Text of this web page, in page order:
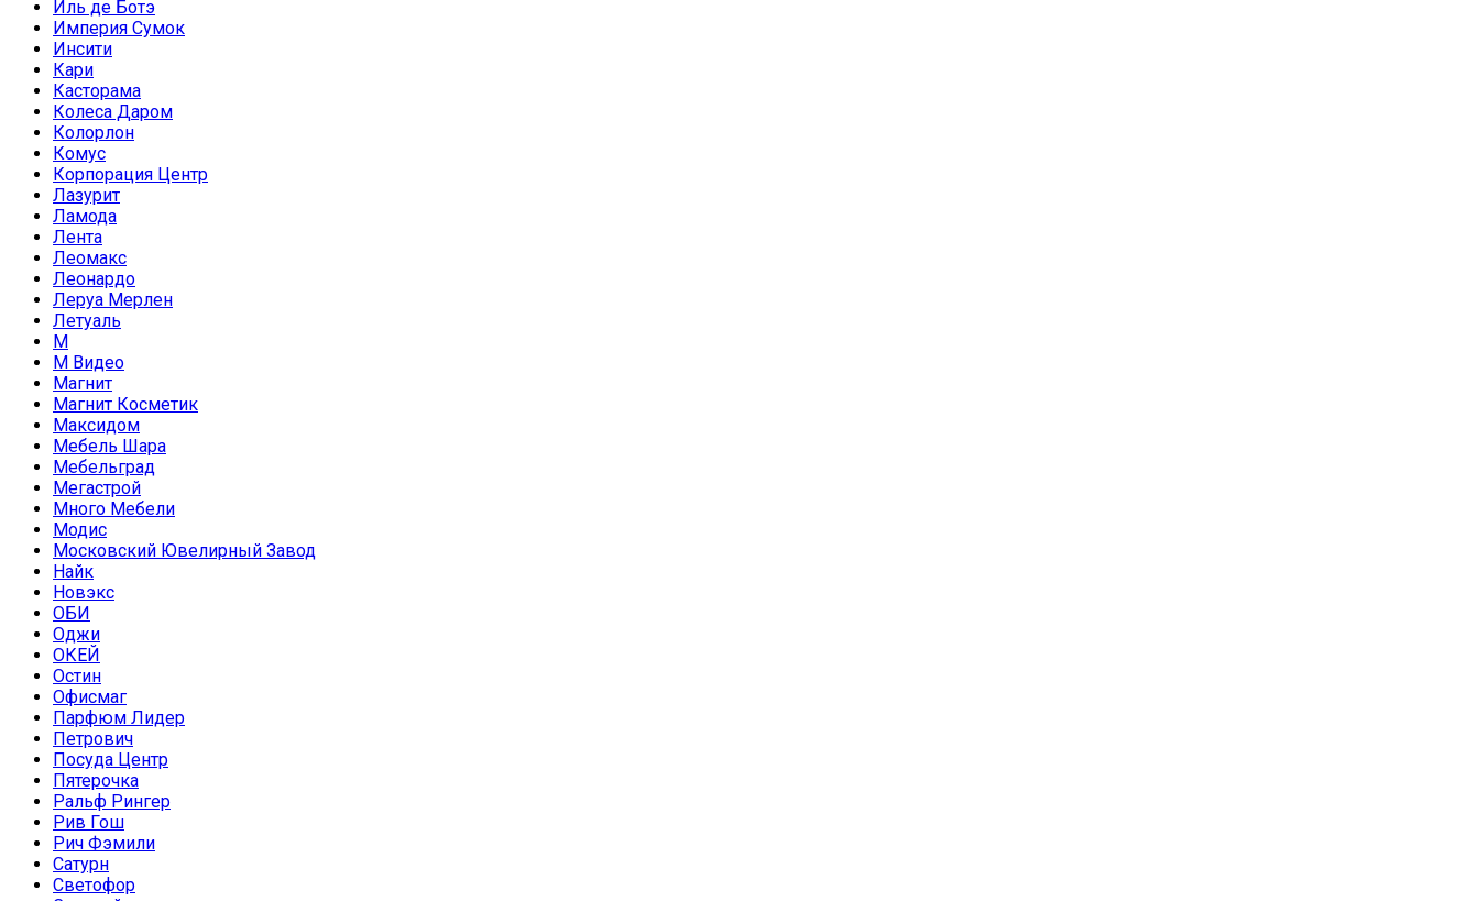
Иль де Ботэ
Империя Сумок
Инсити
Кари
Касторама
Колеса Даром
Колорлон
Комус
Корпорация Центр
Лазурит
Ламода
Лента
Леомакс
Леонардо
Леруа Мерлен
Летуаль
М
М Видео
Магнит
Магнит Косметик
Максидом
Мебель Шара
Мебельград
Мегастрой
Много Мебели
Модис
Московский Ювелирный Завод
Найк
Новэкс
ОБИ
Оджи
ОКЕЙ
Остин
Офисмаг
Парфюм Лидер
Петрович
Посуда Центр
Пятерочка
Ральф Рингер
Рив Гош
Рич Фэмили
Сатурн
Светофор